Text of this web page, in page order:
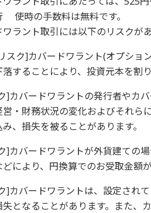
使時の手数料は無料です。
ラント取引には以下のリスクが
スク]カバードワラント(オプショ
することにより、投資元本を割
]カバードワラントの発行者やカ
・財務状況の変化およびそれら
、損失を被ることがあります。
]カバードワラントが外貨建ての
により、円換算でのお受取金額
]カバードワラントは、設定され
となることがあります。また、